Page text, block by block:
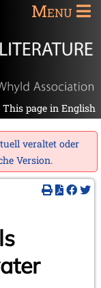
Menu
This page in English
veraltet oder
Version.